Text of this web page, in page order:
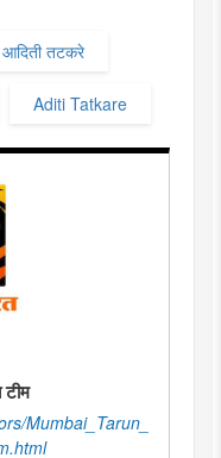
आदिती तटकरे
Aditi Tatkare
Mumbai_Tarun_